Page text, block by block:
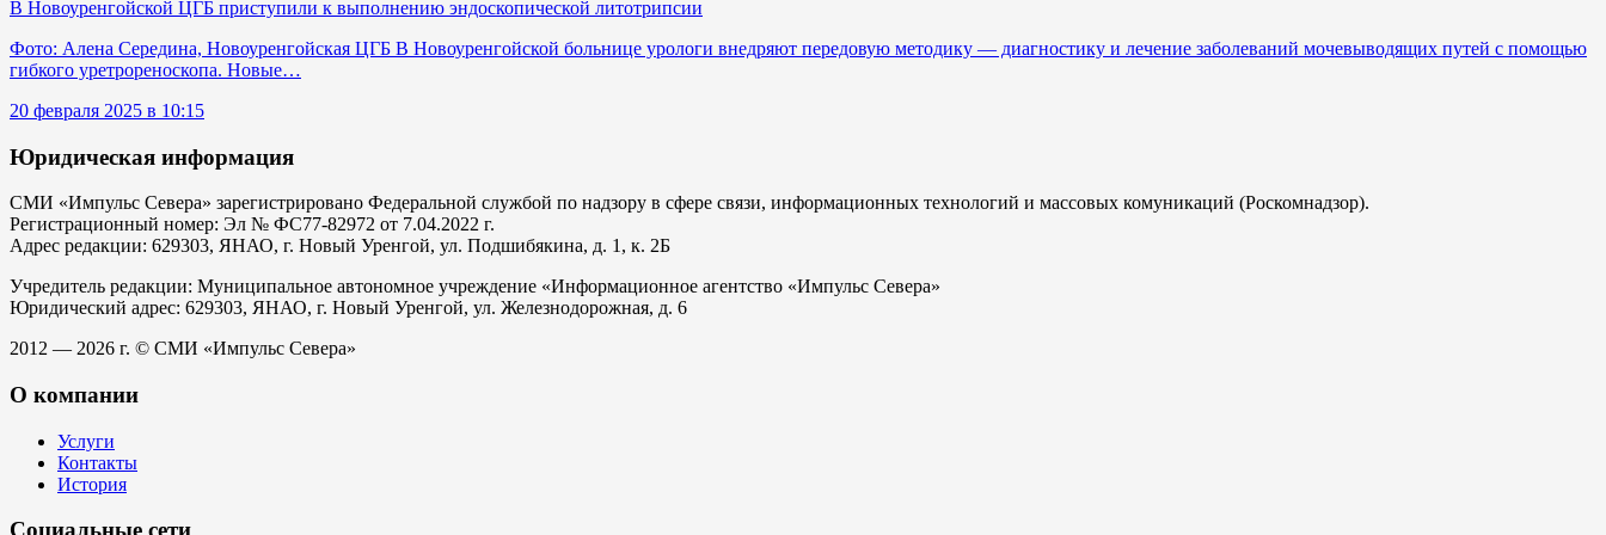
В Новоуренгойской ЦГБ приступили к выполнению эндоскопической литотрипсии
Фото: Алена Середина, Новоуренгойская ЦГБ В Новоуренгойской больнице урологи внедряют передовую методику — диагностику и лечение заболеваний мочевыводящих путей с помощью
гибкого уретрореноскопа. Новые…
20 февраля 2025 в 10:15
Юридическая информация
СМИ «Импульс Севера» зарегистрировано Федеральной службой по надзору в сфере связи, информационных технологий и массовых комуникаций (Роскомнадзор).
Регистрационный номер: Эл № ФС77-82972 от 7.04.2022 г.
Адрес редакции: 629303, ЯНАО, г. Новый Уренгой, ул. Подшибякина, д. 1, к. 2Б
Учредитель редакции: Муниципальное автономное учреждение «Информационное агентство «Импульс Севера»
Юридический адрес: 629303, ЯНАО, г. Новый Уренгой, ул. Железнодорожная, д. 6
2012 — 2026 г. © СМИ «Импульс Севера»
О компании
Услуги
Контакты
История